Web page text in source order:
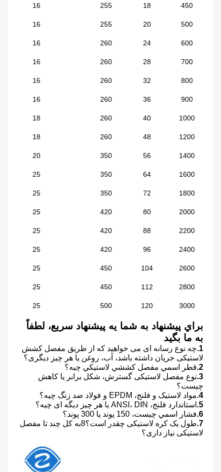
450
18
255
16
500
20
255
16
600
24
260
16
700
28
260
16
800
32
260
16
900
36
260
16
1000
40
260
18
1200
48
260
18
1400
56
350
20
1600
64
350
25
1800
72
350
25
2000
80
420
25
2200
88
420
25
2400
96
420
25
2600
104
450
25
2800
112
450
25
3000
120
500
25
به ما بگيد
1.
لاستیکی جریان داشته باشد، آب، روغن یا هر چیز دیگری؟
2. قطر اسمي مفصل کششي لاستيکي چيه؟
3.
چیست؟
4. مواد لاستیک و فلنج، EPDM و فولاد ضد زنگ چیه؟
5. استاندارد فلنج، ANSI، DIN یا هر چیز دیگه ای چیه؟
6. فشار اسمي چيست، 150 پوند يا 300 پوند؟
7.
لاستیکی نیاز داری؟